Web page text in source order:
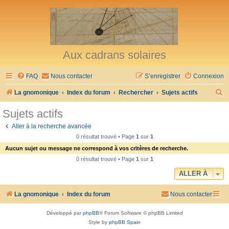
Aux cadrans solaires
FAQ Nous contacter Connexion
S’enregistrer
La gnomonique Index du forum Rechercher Sujets actifs
h
Sujets actifs
Aller à la recherche avancée
0 résultat trouvé • Page 1sur 1
Aucun sujet ou message ne correspond à vos critères de recherche.
0 résultat trouvé • Page 1sur 1
ALLER À
La gnomonique Index du forum Nous contacter
Développé parphpBB® Forum Software © phpBB Limited
Style by phpBB Spain